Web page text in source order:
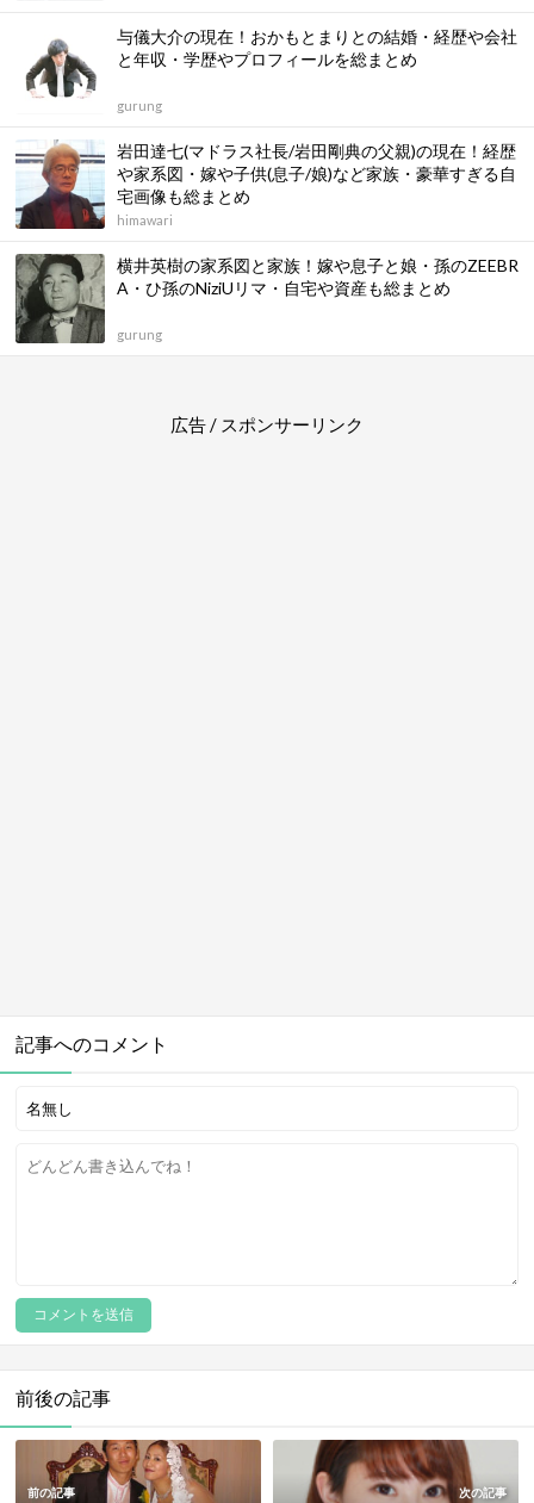
与儀大介の現在！おかもとまりとの結婚・経歴や会社
と年収・学歴やプロフィールを総まとめ
gurung
岩田達七(マドラス社長/岩田剛典の父親)の現在！経歴
や家系図・嫁や子供(息子/娘)など家族・豪華すぎる自
宅画像も総まとめ
himawari
横井英樹の家系図と家族！嫁や息子と娘・孫のZEEBR
A・ひ孫のNiziUリマ・自宅や資産も総まとめ
gurung
広告 / スポンサーリンク
記事へのコメント
前後の記事
前の記事 次の記事